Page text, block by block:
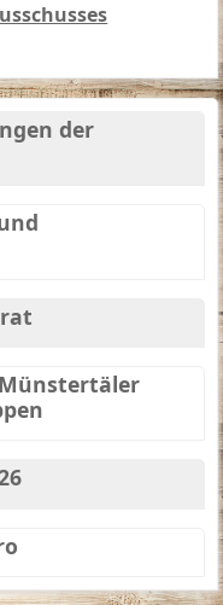
der